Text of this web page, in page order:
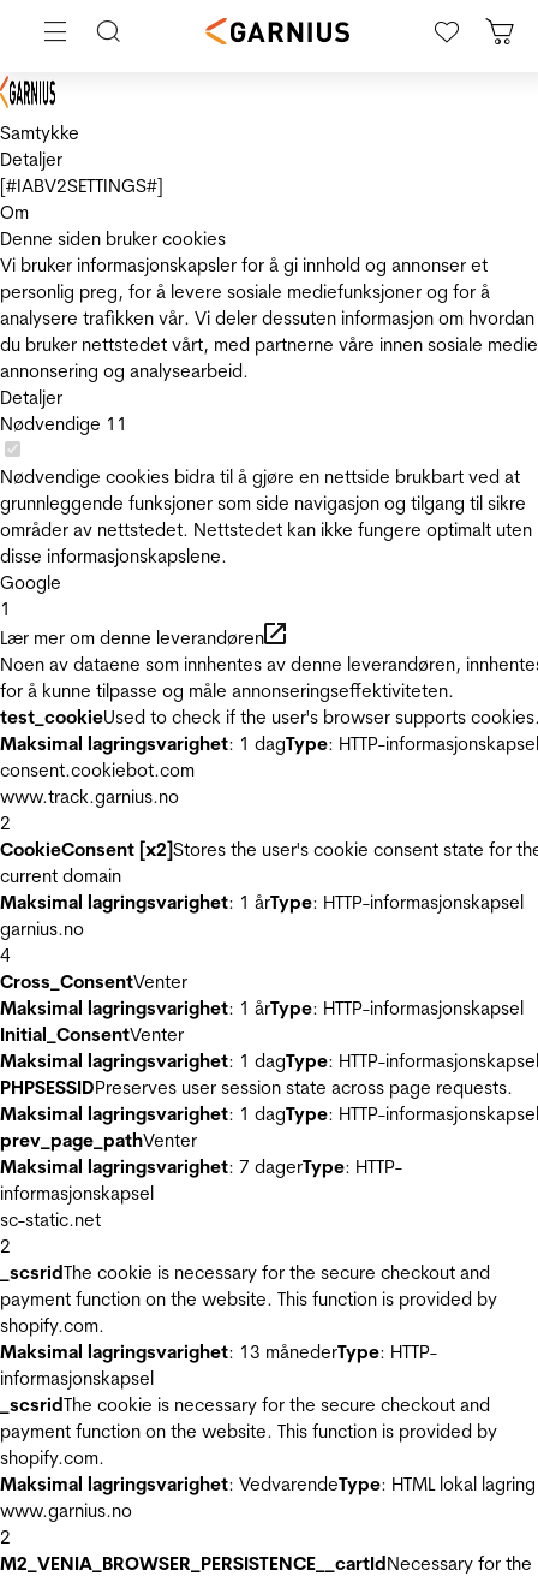
Samtykke
Detaljer
[#IABV2SETTINGS#]
Om
Denne siden bruker cookies
Vi bruker informasjonskapsler for å gi innhold og annonser et
personlig preg, for å levere sosiale mediefunksjoner og for å
analysere trafikken vår. Vi deler dessuten informasjon om hvordan
du bruker nettstedet vårt, med partnerne våre innen sosiale
annonsering og analysearbeid.
Detaljer
Nødvendige 11
Nødvendige cookies bidra til å gjøre en nettside brukbart ved at
grunnleggende funksjoner som side navigasjon og tilgang til sikre
områder av nettstedet. Nettstedet kan ikke fungere optimalt uten
disse informasjonskapslene.
Google
1
Lær mer om denne leverandøren
Noen av dataene som innhentes av denne leverandøren,
for å kunne tilpasse og måle annonseringseffektiviteten.
test_cookieUsed to check if the user's browser supports
Maksimal lagringsvarighet: 1 dagType: HTTP-informasjonskapsel
consent.cookiebot.com
www.track.garnius.no
2
CookieConsent [x2]Stores the user's cookie consent state for
current domain
Maksimal lagringsvarighet: 1 årType: HTTP-informasjonskapsel
garnius.no
4
Cross_ConsentVenter
Maksimal lagringsvarighet: 1 årType: HTTP-informasjonskapsel
Initial_ConsentVenter
Maksimal lagringsvarighet: 1 dagType: HTTP-informasjonskapsel
PHPSESSIDPreserves user session state across page requests.
Maksimal lagringsvarighet: 1 dagType: HTTP-informasjonskapsel
prev_page_pathVenter
Maksimal lagringsvarighet: 7 dagerType: HTTP-
informasjonskapsel
sc-static.net
2
_scsridThe cookie is necessary for the secure checkout and
payment function on the website. This function is provided by
shopify.com.
Maksimal lagringsvarighet: 13 månederType: HTTP-
informasjonskapsel
_scsridThe cookie is necessary for the secure checkout and
payment function on the website. This function is provided by
shopify.com.
Maksimal lagringsvarighet: VedvarendeType: HTML lokal lagring
www.garnius.no
2
M2_VENIA_BROWSER_PERSISTENCE__cartIdNecessary for the